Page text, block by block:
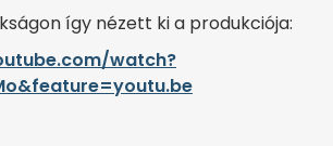
így nézett ki a produkciója:
watch?